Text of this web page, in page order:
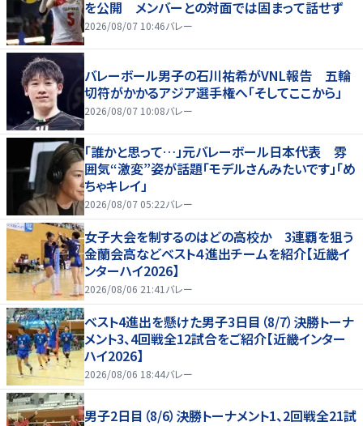
を公開 メンバーとの対面では固まって話せず
2026/08/07 10:46バレー
バレーボール男子の石川祐希がVNL報告 五輪
切符がかかるアジア選手権へ「そしてここから」
2026/08/07 10:08バレー
「誰かと思って…」元バレーボール日本代表 雰
囲気“激変”姿が話題「モデルさんみたいです」「め
ちゃキレイ」
2026/08/07 05:22バレー
女子大会を制するのはどの高校か 3連覇を狙う
金蘭会高などベスト４進出チームを紹介【近畿イ
ンターハイ2026】
2026/08/06 21:41 バレー
ベスト4進出を懸けた男子3日目（8/7）決勝トーナ
メント3、4回戦全12試合をご紹介【近畿インター
ハイ2026】
2026/08/06 18:44バレー
男子2日目（8/6）決勝トーナメント1、2回戦全21試